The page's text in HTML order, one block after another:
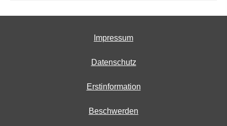
Impressum
Datenschutz
Erstinformation
Beschwerden